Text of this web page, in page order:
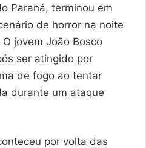
Paraná, terminou em
de horror na noite
jovem João Bosco
ser atingido por
de fogo ao tentar
durante um ataque
por volta das